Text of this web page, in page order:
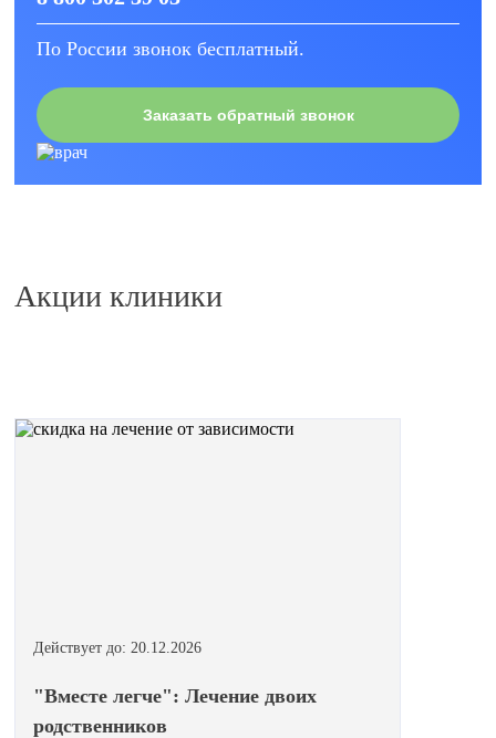
По России звонок бесплатный.
Заказать обратный звонок
Акции клиники
Действует до: 20.12.2026
"Вместе легче": Лечение двоих
родственников